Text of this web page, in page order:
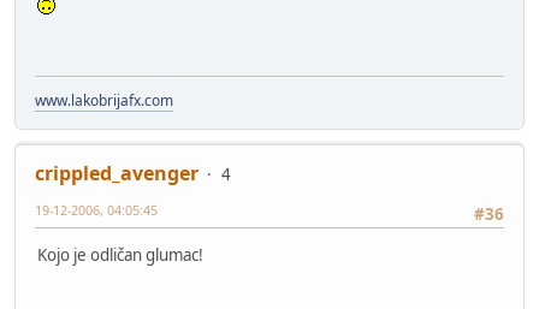
www.lakobrijafx.com
crippled_avenger
4
#36
19-12-2006, 04:05:45
Kojo je odličan glumac!